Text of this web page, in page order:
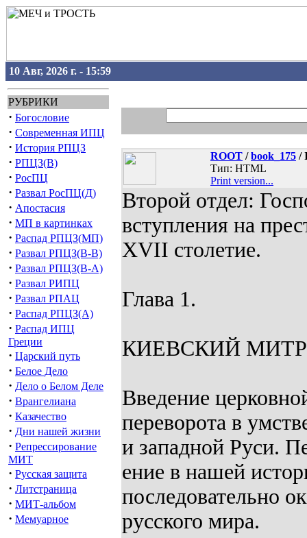
10 Авг, 2026 г. - 15:59
РУБРИКИ
· Богословие
· Современная ИПЦ
· История РПЦЗ
· РПЦЗ(В)
· РосПЦ
· Развал РосПЦ(Д)
· Апостасия
· МП в картинках
· Распад РПЦЗ(МП)
· Развал РПЦЗ(В-В)
· Развал РПЦЗ(В-А)
· Развал РИПЦ
· Развал РПАЦ
· Распад РПЦЗ(А)
· Распад ИПЦ
Греции
· Царский путь
· Белое Дело
· Дело о Белом Деле
· Врангелиана
· Казачество
· Дни нашей жизни
· Репрессирование
МИТ
· Русская защита
· Литстраница
· МИТ-альбом
· Мемуарное
ROOT /book_175 /
Тип: HTML
Print version...
Второй отдел:
вступления на
XVII столетие.
Глава 1.
КИЕВСКИЙ
Введение
переворота в
и западной Руси.
ение в нашей
последовательно
русского мира.